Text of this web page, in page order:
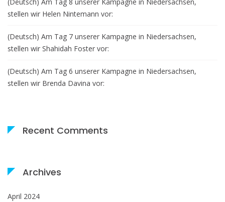
stellen wir Helen Nintemann vor:
(Deutsch) Am Tag 7 unserer Kampagne in Niedersachsen,
stellen wir Shahidah Foster vor:
(Deutsch) Am Tag 6 unserer Kampagne in Niedersachsen,
stellen wir Brenda Davina vor:
Recent Comments
Archives
April 2024